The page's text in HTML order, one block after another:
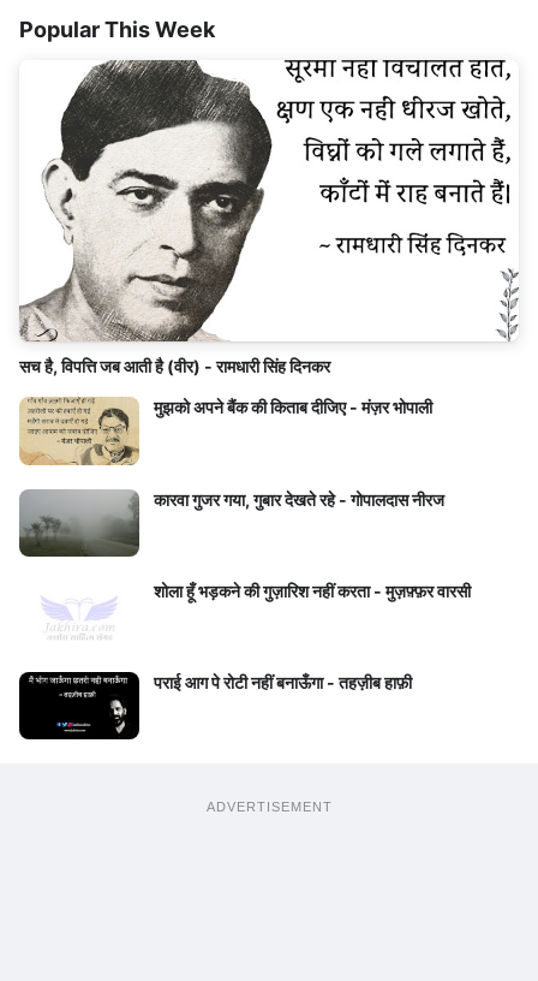
Popular This Week
सच है, विपत्ति जब आती है (वीर) - रामधारी सिंह दिनकर
मुझको अपने बैंक की किताब दीजिए - मंज़र भोपाली
कारवा गुजर गया, गुबार देखते रहे - गोपालदास नीरज
शोला हूँ भड़कने की गुज़ारिश नहीं करता - मुज़फ़्फ़र वारसी
पराई आग पे रोटी नहीं बनाऊँगा - तहज़ीब हाफ़ी
ADVERTISEMENT